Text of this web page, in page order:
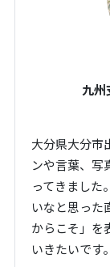
九州
大分県大分市
ンや言葉、写
ってきました
いなと思った
からこそ」を
いきたいです。